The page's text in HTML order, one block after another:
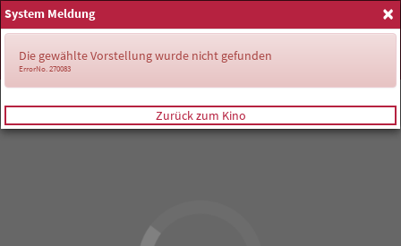
Anmelden
×
System Meldung
Die gewählte Vorstellung wurde nicht gefunden
ErrorNo. 270083
Zurück zum Kino